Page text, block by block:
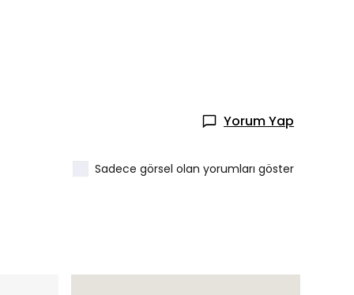
Yorum Yap
Sadece görsel olan yorumları göster